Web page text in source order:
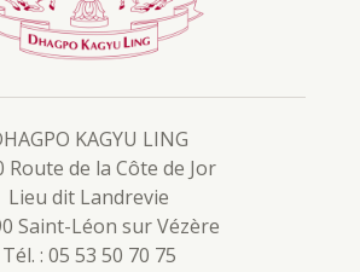
KAGYU LING
Route de la Côte de Jor
Lieu dit Landrevie
Saint-Léon sur Vézère
Tél. : 05 53 50 70 75